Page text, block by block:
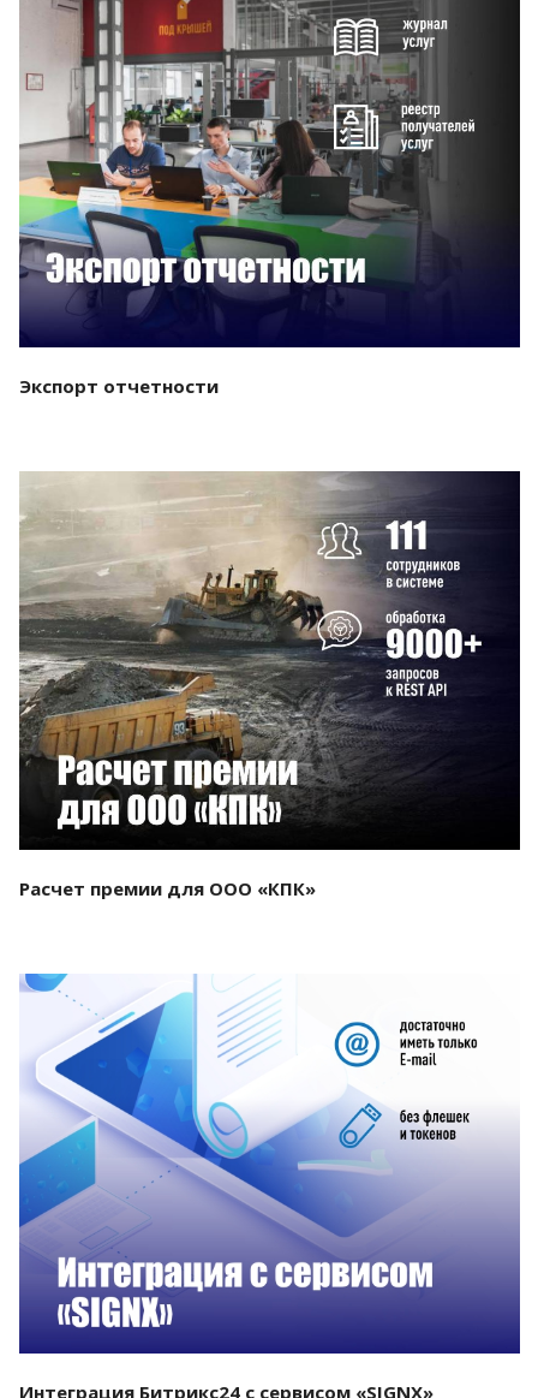
Смотреть проект
Экспорт отчетности
Смотреть проект
Расчет премии для ООО «КПК»
Смотреть проект
Интеграция Битрикс24 с сервисом «SIGNX»